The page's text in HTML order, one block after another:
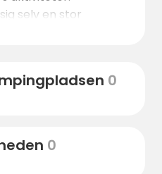
selv en stor
for at
indbyder til
Inden for en
0
0